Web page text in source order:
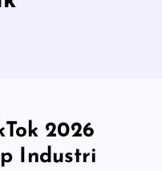
2026
Industri